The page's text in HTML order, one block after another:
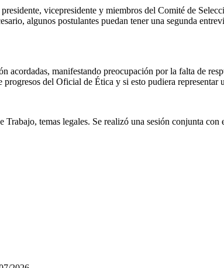
vicepresidente y miembros del Comité de
algunos postulantes puedan tener una segunda
manifestando preocupación por la falta de
del Oficial de Ética y si esto pudiera representar
temas legales. Se realizó una sesión conjunta